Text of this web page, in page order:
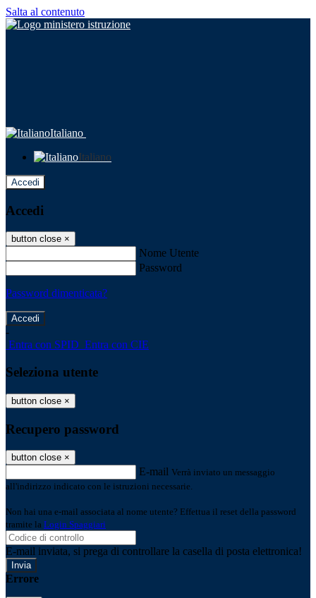
Salta al contenuto
Italiano
Italiano
Accedi
Accedi
button close ×
Nome Utente
Password
Password dimenticata?
-
Entra con SPID Entra con CIE
Seleziona utente
button close ×
Recupero password
button close ×
E-mail Verrà inviato un messaggio
all'indirizzo indicato con le istruzioni necessarie.
Non hai una e-mail associata al nome utente? Effettua il reset della password
tramite la Login Spaggiari
E-mail inviata, si prega di controllare la casella di posta elettronica!
Errore